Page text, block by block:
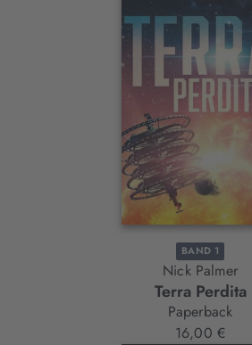
BAND 1
Nick Palmer
Terra Perdita
Paperback
16,00 €